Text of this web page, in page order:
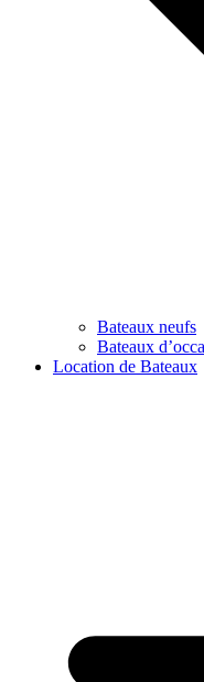
Bateaux neufs
Bateaux
Location de Bateaux